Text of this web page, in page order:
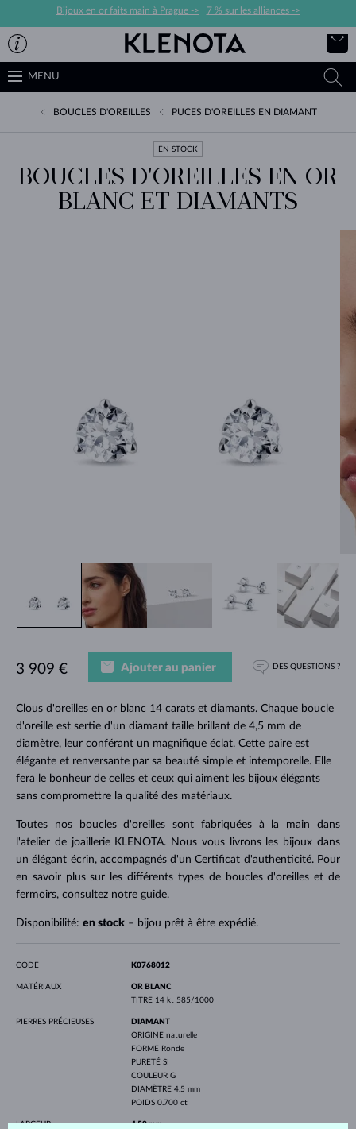
Bijoux en or faits main à Prague -> 7 % sur les alliances ->
MENU
BOUCLES D'OREILLES PUCES D'OREILLES EN DIAMANT
EN STOCK
BOUCLES D'OREILLES EN OR
BLANC ET DIAMANTS
Clous d'oreilles en or blanc 14 carats et diamants. Chaque boucle
d'oreille est sertie d'un diamant taille brillant de 4,5 mm de
diamètre, leur conférant un magnifique éclat. Cette paire est
élégante et renversante par sa beauté simple et intemporelle. Elle
fera le bonheur de celles et ceux qui aiment les bijoux élégants
sans compromettre la qualité des matériaux.
Toutes nos boucles d'oreilles sont fabriquées à la main dans
l'atelier de joaillerie KLENOTA. Nous vous livrons les bijoux dans
un élégant écrin, accompagnés d'un Certificat d'authenticité. Pour
en savoir plus sur les différents types de boucles d'oreilles et de
fermoirs, consultez notre guide.
Disponibilité: en stock– bijou prêt à être expédié.
3 909 € Ajouter au panier DES QUESTIONS ?
CODE K0768012
MATÉRIAUX
OR BLANC
TITRE 14 kt 585/1000
PIERRES PRÉCIEUSES
DIAMANT
ORIGINE naturelle
FORME Ronde
PURETÉ SI
COULEUR G
DIAMÈTRE 4.5 mm
POIDS 0.700 ct
LARGEUR 4.50 mm